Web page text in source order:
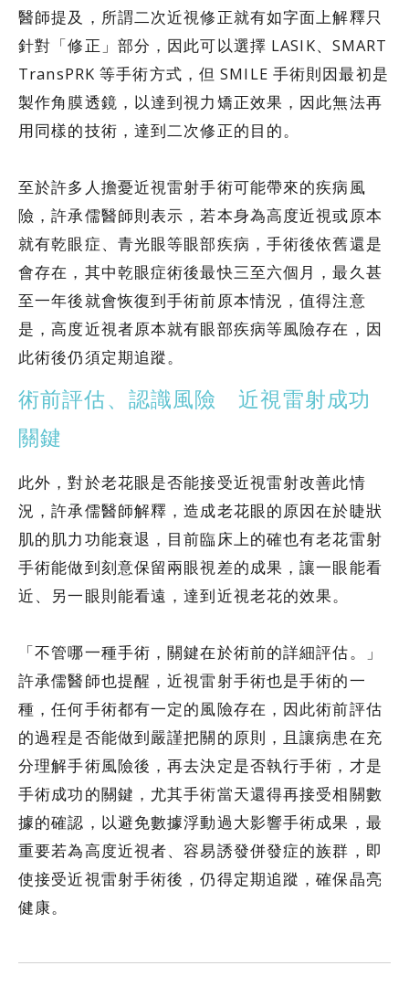
醫師提及，所謂二次近視修正就有如字面上解釋只
針對「修正」部分，因此可以選擇 LASIK、SMART
TransPRK 等手術方式，但 SMILE 手術則因最初是
製作角膜透鏡，以達到視力矯正效果，因此無法再
用同樣的技術，達到二次修正的目的。
至於許多人擔憂近視雷射手術可能帶來的疾病風
險，許承儒醫師則表示，若本身為高度近視或原本
就有乾眼症、青光眼等眼部疾病，手術後依舊還是
會存在，其中乾眼症術後最快三至六個月，最久甚
至一年後就會恢復到手術前原本情況，值得注意
是，高度近視者原本就有眼部疾病等風險存在，因
此術後仍須定期追蹤。
術前評估、認識風險 近視雷射成功
關鍵
此外，對於老花眼是否能接受近視雷射改善此情
況，許承儒醫師解釋，造成老花眼的原因在於睫狀
肌的肌力功能衰退，目前臨床上的確也有老花雷射
手術能做到刻意保留兩眼視差的成果，讓一眼能看
近、另一眼則能看遠，達到近視老花的效果。
「不管哪一種手術，關鍵在於術前的詳細評估。」
許承儒醫師也提醒，近視雷射手術也是手術的一
種，任何手術都有一定的風險存在，因此術前評估
的過程是否能做到嚴謹把關的原則，且讓病患在充
分理解手術風險後，再去決定是否執行手術，才是
手術成功的關鍵，尤其手術當天還得再接受相關數
據的確認，以避免數據浮動過大影響手術成果，最
重要若為高度近視者、容易誘發併發症的族群，即
使接受近視雷射手術後，仍得定期追蹤，確保晶亮
健康。